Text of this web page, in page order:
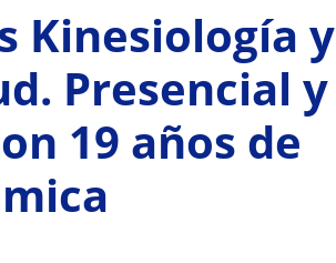
Kinesiología y
Presencial y
19 años de